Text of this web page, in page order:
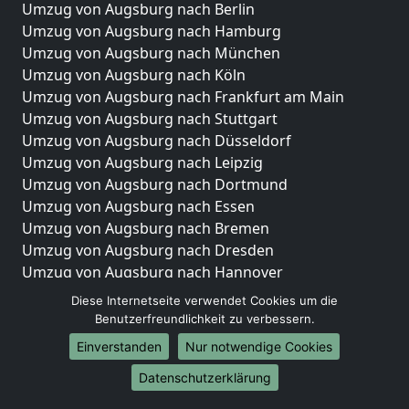
Umzug von Augsburg nach Berlin
Umzug von Augsburg nach Hamburg
Umzug von Augsburg nach München
Umzug von Augsburg nach Köln
Umzug von Augsburg nach Frankfurt am Main
Umzug von Augsburg nach Stuttgart
Umzug von Augsburg nach Düsseldorf
Umzug von Augsburg nach Leipzig
Umzug von Augsburg nach Dortmund
Umzug von Augsburg nach Essen
Umzug von Augsburg nach Bremen
Umzug von Augsburg nach Dresden
Umzug von Augsburg nach Hannover
Umzug von Augsburg nach Nürnberg
Umzug von Augsburg nach Duisburg
Umzug von Augsburg nach Bochum
Umzug von Augsburg nach Wuppertal
Umzug von Augsburg nach Bielefeld
Diese Internetseite verwendet Cookies um die
Benutzerfreundlichkeit zu verbessern.
Einverstanden
Nur notwendige Cookies
Datenschutzerklärung